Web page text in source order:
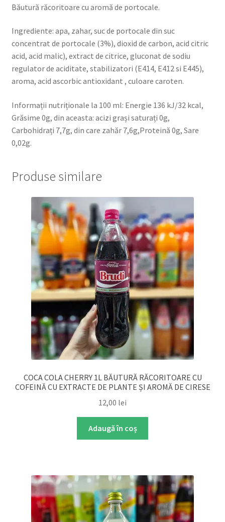
Băutură răcoritoare cu aromă de portocale.
Ingrediente: apa, zahar, suc de portocale din suc
concentrat de portocale (3%), dioxid de carbon, acid citric
acid, acid malic), extract de citrice, gluconat de sodiu
regulator de aciditate, stabilizatori (E414, E412 si E445),
aroma, acid ascorbic antioxidant , culoare caroten.
Informații nutriționale la 100 ml: Energie 136 kJ/32 kcal,
Grăsime 0g, din aceasta: acizi grași saturați 0g,
Carbohidrați 7,7g, din care zahăr 7,6g,Proteină 0g, Sare
0,02g.
Produse similare
COCA COLA CHERRY 1L BĂUTURĂ RĂCORITOARE CU
COFEINĂ CU EXTRACTE DE PLANTE ȘI AROMĂ DE CIRESE
12,00 lei
Adaugă în coș